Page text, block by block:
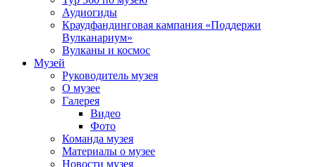
Аудиогиды
Краудфандинговая кампания «Поддержи
Вулканариум»
Вулканы и космос
Музей
Руководитель музея
О музее
Галерея
Видео
Фото
Команда музея
Материалы о музее
Новости музея